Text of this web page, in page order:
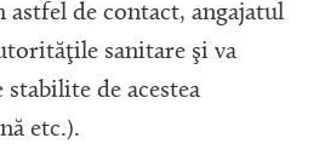
astfel de contact, angajatul
sanitare şi va
de acestea
etc.).